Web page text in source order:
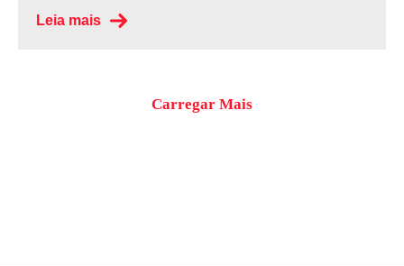
Leia mais
Carregar Mais